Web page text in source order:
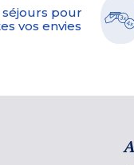
séjours pour
vos envies